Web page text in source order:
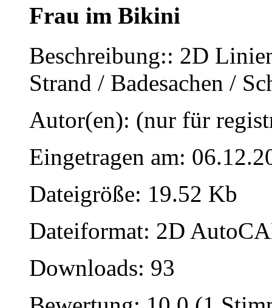
Frau im Bikini
Beschreibung:: 2D
Strand / Badesachen /
Autor(en): (nur für
Eingetragen am:
Dateigröße: 19.52 Kb
Dateiformat: 2D
Downloads: 93